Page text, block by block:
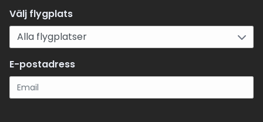
Välj flygplats
E-postadress